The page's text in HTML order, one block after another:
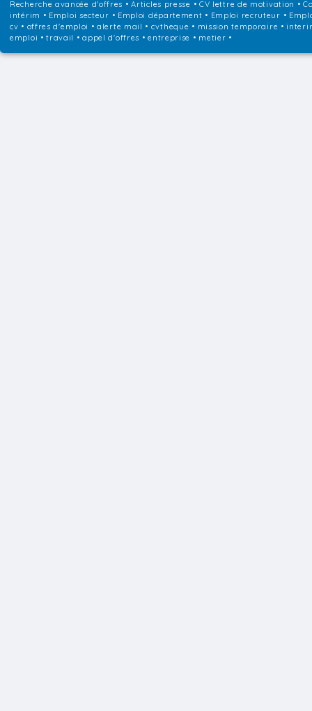
Recherche avancée d'offres •Articles presse • CV lettre de motivation •
intérim • Emploi secteur • Emploi département • Emploi recruteur •
cv • offres d'emploi • alerte mail • cvtheque • mission temporaire •
emploi • travail • appel d'offres • entreprise • metier •